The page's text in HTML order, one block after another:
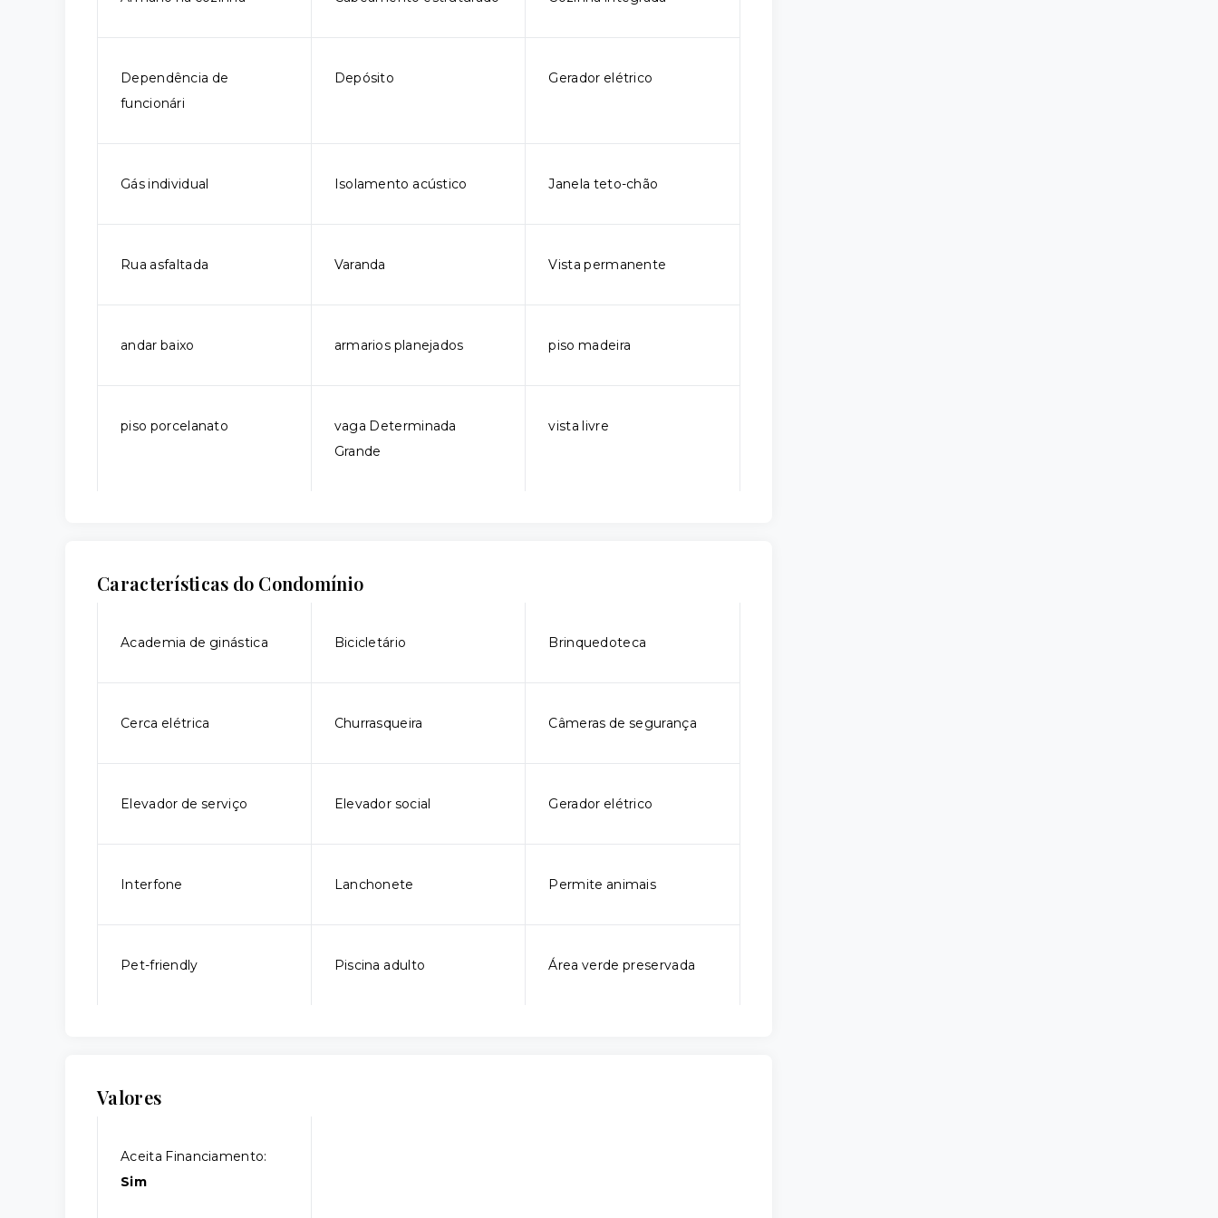
Dependência de
funcionári
Depósito Gerador elétrico
Gás individual Isolamento acústico Janela teto-chão
Rua asfaltada Varanda Vista permanente
andar baixo armarios planejados piso madeira
piso porcelanato
vaga Determinada
Grande
vista livre
Características do Condomínio
Academia de ginástica Bicicletário Brinquedoteca
Cerca elétrica Churrasqueira Câmeras de segurança
Elevador de serviço Elevador social Gerador elétrico
Interfone Lanchonete Permite animais
Pet-friendly Piscina adulto Área verde preservada
Valores
Aceita Financiamento:
Sim